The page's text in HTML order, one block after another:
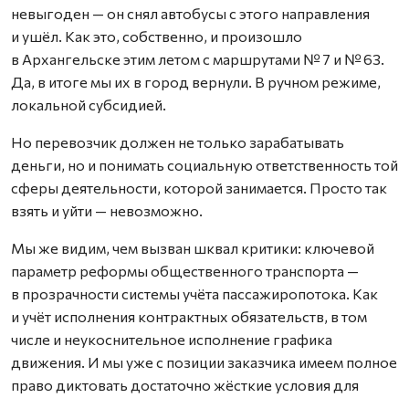
невыгоден — он снял автобусы с этого направления
и ушёл. Как это, собственно, и произошло
в Архангельске этим летом с маршрутами № 7 и № 63.
Да, в итоге мы их в город вернули. В ручном режиме,
локальной субсидией.
Но перевозчик должен не только зарабатывать
деньги, но и понимать социальную ответственность той
сферы деятельности, которой занимается. Просто так
взять и уйти — невозможно.
Мы же видим, чем вызван шквал критики: ключевой
параметр реформы общественного транспорта —
в прозрачности системы учёта пассажиропотока. Как
и учёт исполнения контрактных обязательств, в том
числе и неукоснительное исполнение графика
движения. И мы уже с позиции заказчика имеем полное
право диктовать достаточно жёсткие условия для